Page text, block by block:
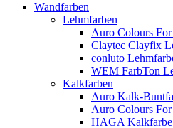
Wandfarben
Lehmfarben
Auro Colours
Claytec Clayfix
conluto
WEM FarbTon
Kalkfarben
Auro Kalk-
Auro Colours
HAGA Kalkfarbe